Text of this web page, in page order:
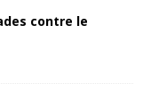
contre le